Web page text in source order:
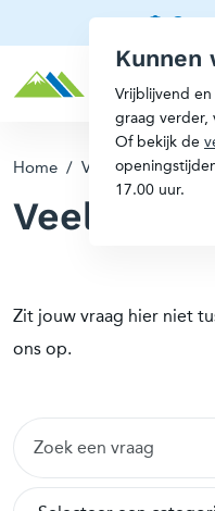
Kunnen
Vrijblijvend
graag verder,
Of bekijk de
17.00 uur.
Home / Veelgestelde
Zit jouw vraag hier niet
ons op.